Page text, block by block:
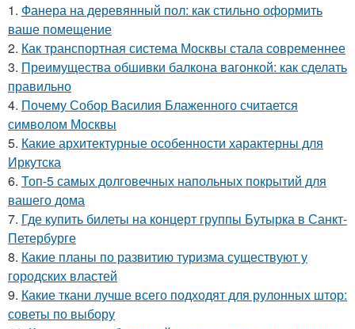
1. Фанера на деревянный пол: как стильно оформить
ваше помещение
2. Как транспортная система Москвы стала современнее
3. Преимущества обшивки балкона вагонкой: как сделать
правильно
4. Почему Собор Василия Блаженного считается
символом Москвы
5. Какие архитектурные особенности характерны для
Иркутска
6. Топ-5 самых долговечных напольных покрытий для
вашего дома
7. Где купить билеты на концерт группы Бутырка в Санкт-
Петербурге
8. Какие планы по развитию туризма существуют у
городских властей
9. Какие ткани лучше всего подходят для рулонных штор:
советы по выбору